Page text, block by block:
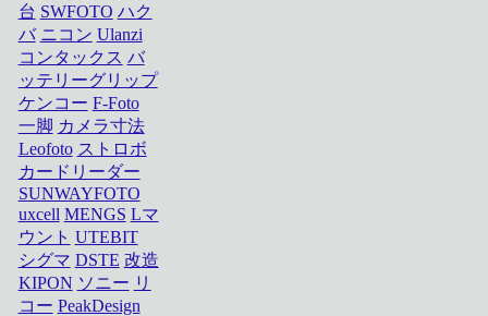
台 SWFOTO ハク
バ ニコン Ulanzi
コンタックス バ
ッテリーグリップ
ケンコー F-Foto
一脚 カメラ寸法
Leofoto ストロボ
カードリーダー
SUNWAYFOTO
uxcell MENGS Lマ
ウント UTEBIT
シグマ DSTE 改造
KIPON ソニー リ
コー PeakDesign